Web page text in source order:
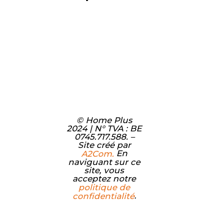
© Home Plus
2024 | N° TVA : BE
0745.717.588. –
Site créé par
A2Com.En
naviguant sur ce
site, vous
acceptez notre
politique de
confidentialité.